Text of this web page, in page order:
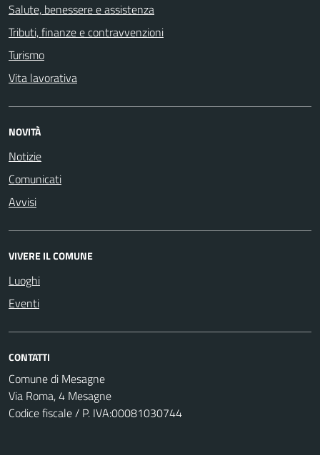
Salute, benessere e assistenza
Tributi, finanze e contravvenzioni
Turismo
Vita lavorativa
NOVITÀ
Notizie
Comunicati
Avvisi
VIVERE IL COMUNE
Luoghi
Eventi
CONTATTI
Comune di Mesagne
Via Roma, 4 Mesagne
Codice fiscale / P. IVA:00081030744